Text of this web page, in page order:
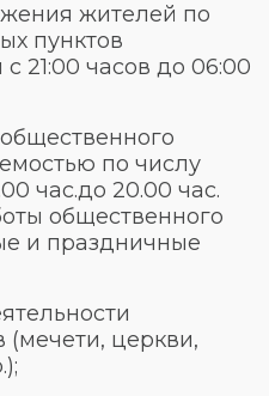
жителей по
пунктов
21:00 часов до 06:00
по числу
час.до 20.00 час.
общественного
и праздничные
(мечети, церкви,